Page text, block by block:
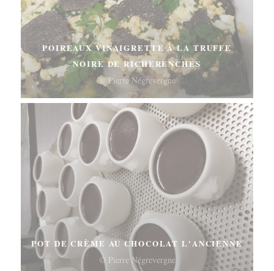
POIREAUX VINAIGRETTE À LA TRUFFE
NOIRE DE RICHERENCHES
© Pierre Négrevergne
POT DE CRÈME AU CHOCOLAT L'ANCIENNE
© Pierre Négrevergne